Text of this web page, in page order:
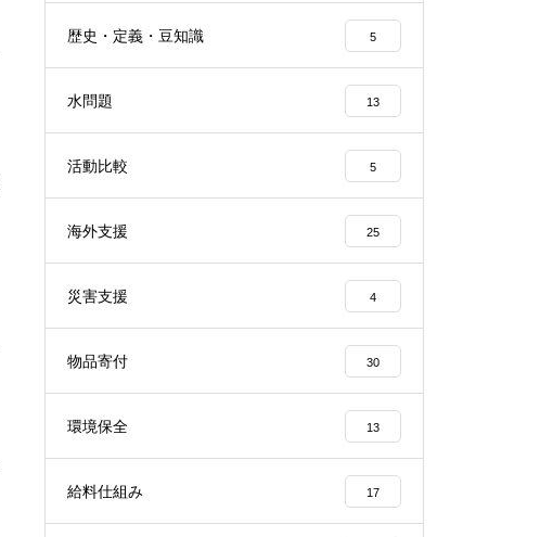
歴史・定義・豆知識 5
水問題 13
活動比較 5
海外支援 25
災害支援 4
物品寄付 30
環境保全 13
給料仕組み 17